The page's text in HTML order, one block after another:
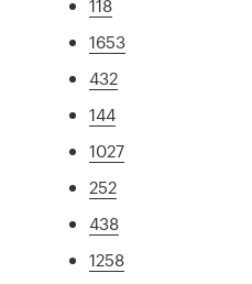
118
1653
432
144
1027
252
438
1258